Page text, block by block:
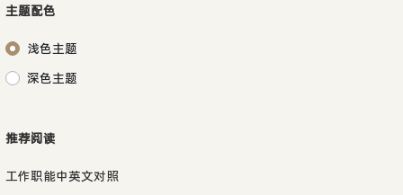
主题配色
浅色主题
深色主题
推荐阅读
工作职能中英文对照